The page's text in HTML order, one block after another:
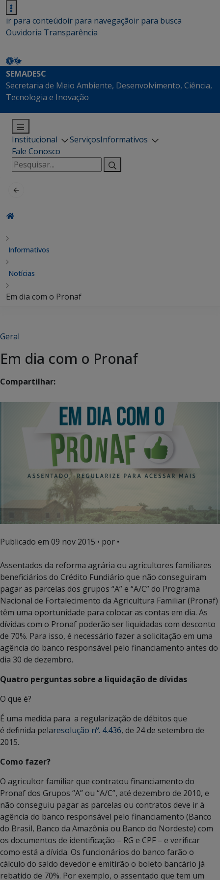
ir para conteúdoir para navegaçãoir para busca
Ouvidoria Transparência
SEMADESC
Secretaria de Meio Ambiente, Desenvolvimento, Ciência,
Tecnologia e Inovação
Institucional ServiçosInformativos
Fale Conosco
Pesquisar
por:
Informativos
Notícias
Em dia com o Pronaf
Geral
Em dia com o Pronaf
Compartilhar:
Publicado em 09 nov 2015 • por •
Assentados da reforma agrária ou agricultores familiares
beneficiários do Crédito Fundiário que não conseguiram
pagar as parcelas dos grupos “A” e “A/C” do Programa
Nacional de Fortalecimento da Agricultura Familiar (Pronaf)
têm uma oportunidade para colocar as contas em dia. As
dívidas com o Pronaf poderão ser liquidadas com desconto
de 70%. Para isso, é necessário fazer a solicitação em uma
agência do banco responsável pelo financiamento antes do
dia 30 de dezembro.
Quatro perguntas sobre a liquidação de dívidas
O que é?
É uma medida para a regularização de débitos que
é definida pelaresolução nº. 4.436, de 24 de setembro de
2015.
Como fazer?
O agricultor familiar que contratou financiamento do
Pronaf dos Grupos “A” ou “A/C”, até dezembro de 2010, e
não conseguiu pagar as parcelas ou contratos deve ir à
agência do banco responsável pelo financiamento (Banco
do Brasil, Banco da Amazônia ou Banco do Nordeste) com
os documentos de identificação – RG e CPF – e verificar
como está a dívida. Os funcionários do banco farão o
cálculo do saldo devedor e emitirão o boleto bancário já
rebatido de 70%. Por exemplo, o assentado que tem um